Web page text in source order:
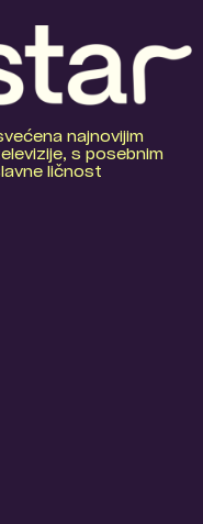
najnovijim
s posebnim
ličnost